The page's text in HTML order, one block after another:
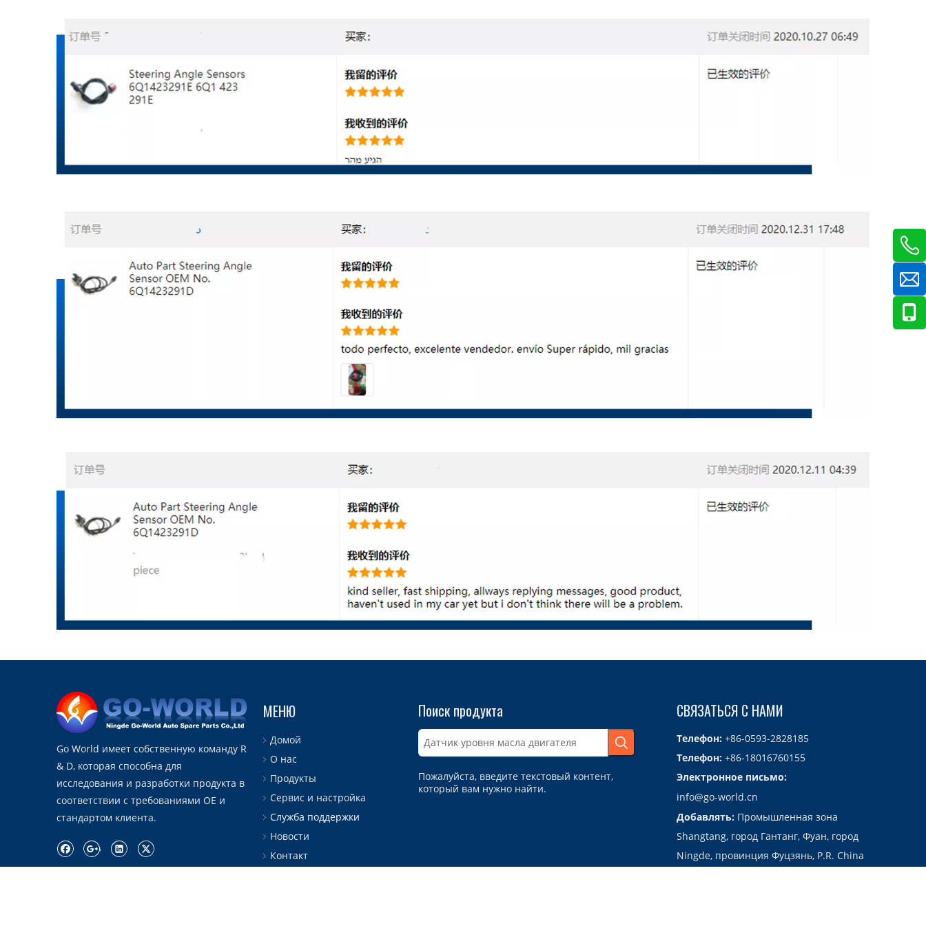
Go World имеет собственную команду R
& D, которая способна для
исследования и разработки продукта в
соответствии с требованиями OE и
стандартом клиента.
МЕНЮ
Домой
О нас
Продукты
Сервис и настройка
Служба поддержки
Новости
Контакт
Поиск продукта
Пожалуйста, введите текстовый контент,
который вам нужно найти.
СВЯЗАТЬСЯ С НАМИ
Телефон: +86-0593-2828185
Телефон: +86-18016760155
Электронное письмо:
info@go-world.cn
Добавлять: Промышленная зона
Shangtang, город Гантанг, Фуан, город
Ningde, провинция Фуцзянь, P.R. China